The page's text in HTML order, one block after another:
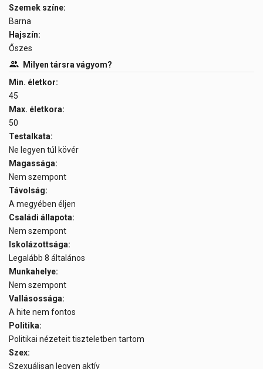
Szemek színe:
Barna
Hajszín:
Őszes
Milyen társra vágyom?
Min. életkor:
45
Max. életkora:
50
Testalkata:
Ne legyen túl kövér
Magassága:
Nem szempont
Távolság:
A megyében éljen
Családi állapota:
Nem szempont
Iskolázottsága:
Legalább 8 általános
Munkahelye:
Nem szempont
Vallásossága:
A hite nem fontos
Politika:
Politikai nézeteit tiszteletben tartom
Szex:
Szexuálisan legyen aktív